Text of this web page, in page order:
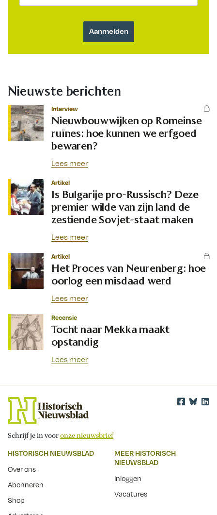
Nieuwste berichten
Interview
Nieuwbouwwijken op Romeinse
ruïnes: hoe kunnen we erfgoed
bewaren?
Lees meer
Artikel
Is Bulgarije pro-Russisch? Deze
premier wilde van zijn land de
zestiende Sovjet-staat maken
Lees meer
Artikel
Het Proces van Neurenberg: hoe
oorlog een misdaad werd
Lees meer
Recensie
Tocht naar Mekka maakt
opstandig
Lees meer
Schrijf je in vooronze nieuwsbrief
HISTORISCH NIEUWSBLAD
Over ons
Abonneren
Shop
MEER HISTORISCH
NIEUWSBLAD
Inloggen
Vacatures